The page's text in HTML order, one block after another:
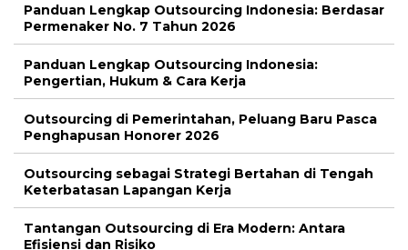
Panduan Lengkap Outsourcing Indonesia: Berdasar
Permenaker No. 7 Tahun 2026
Panduan Lengkap Outsourcing Indonesia:
Pengertian, Hukum & Cara Kerja
Outsourcing di Pemerintahan, Peluang Baru Pasca
Penghapusan Honorer 2026
Outsourcing sebagai Strategi Bertahan di Tengah
Keterbatasan Lapangan Kerja
Tantangan Outsourcing di Era Modern: Antara
Efisiensi dan Risiko